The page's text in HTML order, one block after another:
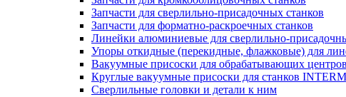
Запчасти для сверлильно-присадочных станков
Запчасти для форматно-раскроечных станков
Линейки алюминиевые для сверлильно-
Упоры откидные (перекидные, флажковые) для
Вакуумные присоски для обрабатывающих
Круглые вакуумные присоски для станков
Сверлильные головки и детали к ним